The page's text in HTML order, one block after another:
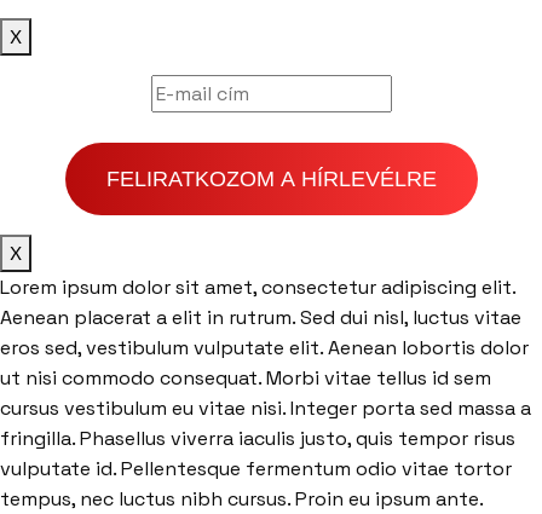
X
FELIRATKOZOM A HÍRLEVÉLRE
X
Lorem ipsum dolor sit amet, consectetur adipiscing elit.
Aenean placerat a elit in rutrum. Sed dui nisl, luctus vitae
eros sed, vestibulum vulputate elit. Aenean lobortis dolor
ut nisi commodo consequat. Morbi vitae tellus id sem
cursus vestibulum eu vitae nisi. Integer porta sed massa a
fringilla. Phasellus viverra iaculis justo, quis tempor risus
vulputate id. Pellentesque fermentum odio vitae tortor
tempus, nec luctus nibh cursus. Proin eu ipsum ante.